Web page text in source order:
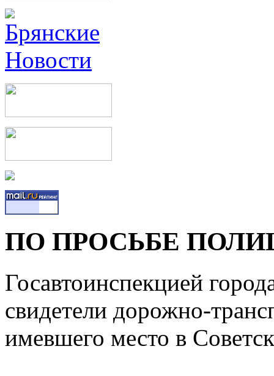
ПО ПРОСЬБЕ
Госавтоинспекцией
свидетели дорожно-
имевшего место в